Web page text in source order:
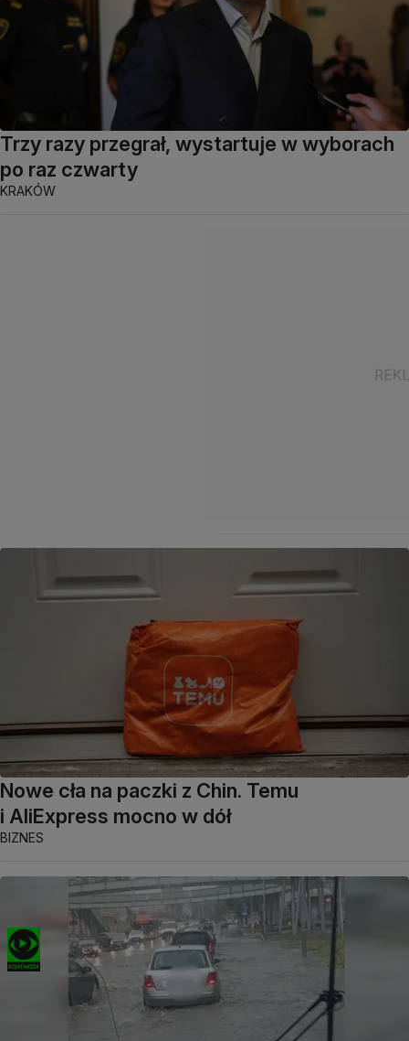
Trzy razy przegrał, wystartuje w wyborach
po raz czwarty
KRAKÓW
Nowe cła na paczki z Chin. Temu
i AliExpress mocno w dół
BIZNES